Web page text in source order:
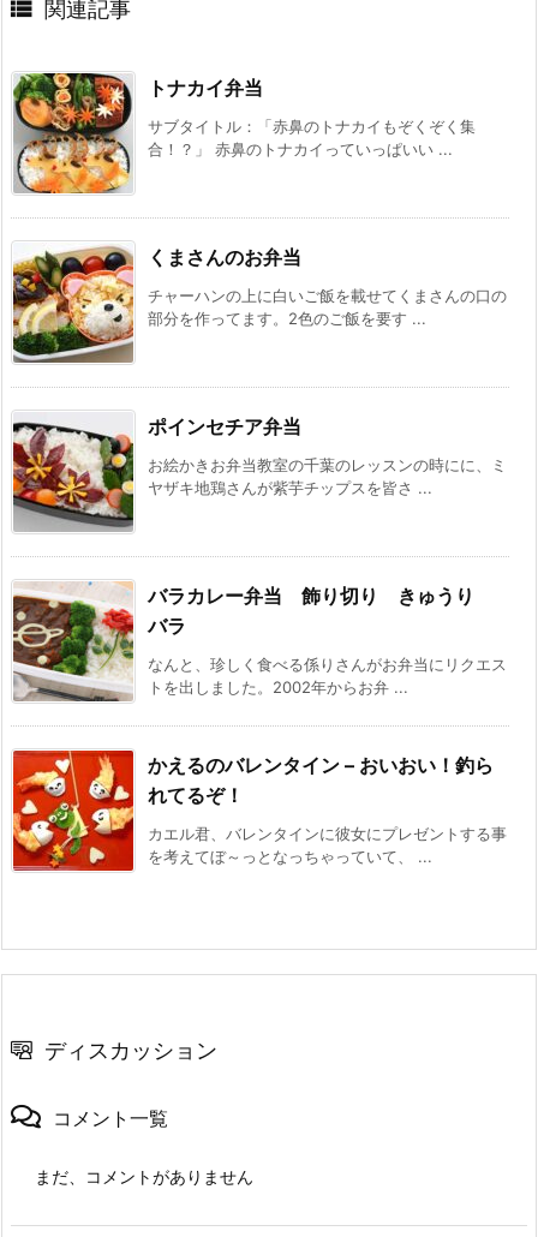
 関連記事
トナカイ弁当
サブタイトル：「赤鼻のトナカイもぞくぞく集
合！？」 赤鼻のトナカイっていっぱいい ...
くまさんのお弁当
チャーハンの上に白いご飯を載せてくまさんの口の
部分を作ってます。2色のご飯を要す ...
ポインセチア弁当
お絵かきお弁当教室の千葉のレッスンの時にに、ミ
ヤザキ地鶏さんが紫芋チップスを皆さ ...
バラカレー弁当 飾り切り きゅうり
バラ
なんと、珍しく食べる係りさんがお弁当にリクエス
トを出しました。2002年からお弁 ...
かえるのバレンタイン – おいおい！釣ら
れてるぞ！
カエル君、バレンタインに彼女にプレゼントする事
を考えてぼ～っとなっちゃっていて、 ...
ディスカッション
コメント一覧
まだ、コメントがありません